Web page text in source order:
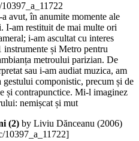
avut, în anumite momente ale
I-am restituit de mai multe ori
i-am ascultat cu interes
și Metro pentru
metroului parizian. De
sau i-am audiat muzica, am
gestului componistic, precum și de
și contrapunctice. Mi-l imaginez
nemișcat și mut
(2) by Liviu Dănceanu (2006)
10397_a_11722]